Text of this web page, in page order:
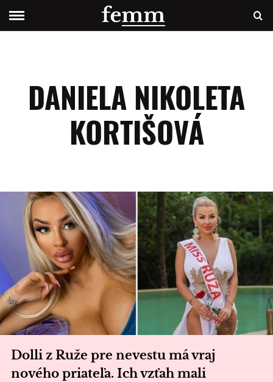
DANIELA NIKOLETA
KORTIŠOVÁ
Dolli z Ruže pre nevestu má vraj
nového priateľa. Ich vzťah mali